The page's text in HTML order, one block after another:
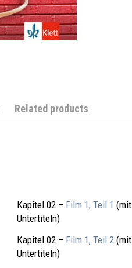
Related products
Kapitel 02 – Film 1, Teil 1 (mit
Untertiteln)
Kapitel 02 – Film 1, Teil 2(mit
Untertiteln)